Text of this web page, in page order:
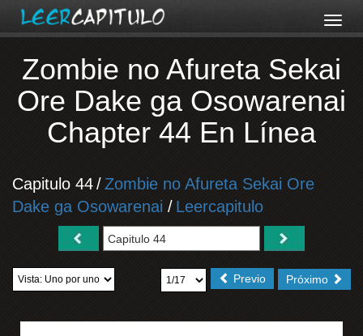
Zombie no Afureta Sekai
Ore Dake ga Osowarenai
Chapter 44 En Línea
Capitulo 44/Zombie no Afureta Sekai Ore
Dake ga Osowarenai / Leercapitulo
Próximo
Previo